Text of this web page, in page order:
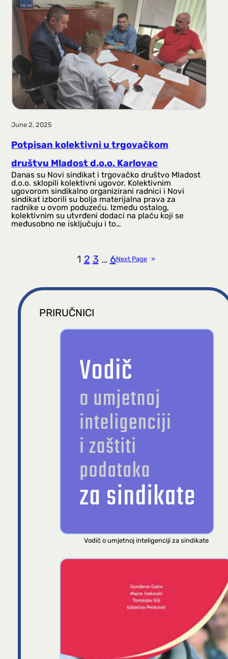
June 2, 2025
Potpisan kolektivni u trgovačkom
društvu Mladost d.o.o. Karlovac
Danas su Novi sindikat i trgovačko društvo Mladost
d.o.o. sklopili kolektivni ugovor. Kolektivnim
ugovorom sindikalno organizirani radnici i Novi
sindikat izborili su bolja materijalna prava za
radnike u ovom poduzeću. Između ostalog,
kolektivnim su utvrđeni dodaci na plaću koji se
međusobno ne isključuju i to…
1 2 3 … 6Next Page »
PRIRUČNICI
Vodič o umjetnoj inteligenciji za sindikate